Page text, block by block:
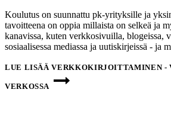
Koulutus on suunnattu pk-yrityksille ja
tavoitteena on oppia millaista on selkeä ja
kanavissa, kuten verkkosivuilla, blogeissa,
sosiaalisessa mediassa ja uutiskirjeissä - ja
LUE LISÄÄVERKKOKIRJOITTAMINEN -
VERKOSSA